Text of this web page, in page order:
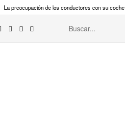
La preocupación de los conductores con su coche